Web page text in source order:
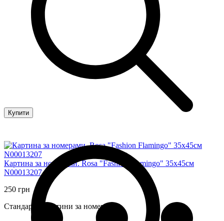
Картина за номерами. Rosa "Fashion Flamingo" 35х45см
N00013207
250 грн
Стандартні картини за номерами
Купити